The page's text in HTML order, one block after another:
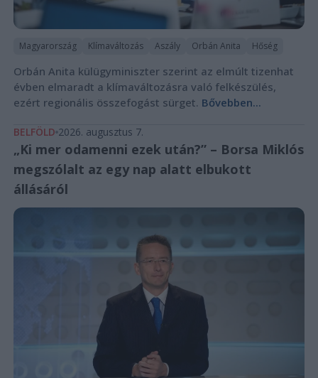
Magyarország Klímaváltozás Aszály Orbán Anita Hőség
Orbán Anita külügyminiszter szerint az elmúlt tizenhat
évben elmaradt a klímaváltozásra való felkészülés,
ezért regionális összefogást sürget. Bővebben...
BELFÖLD 2026. augusztus 7.
„Ki mer odamenni ezek után?” – Borsa Miklós
megszólalt az egy nap alatt elbukott
állásáról